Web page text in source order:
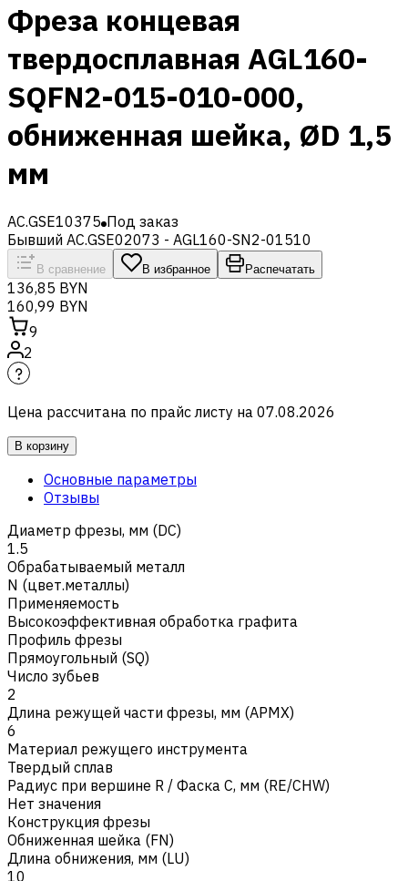
Фреза концевая
твердосплавная AGL160-
SQFN2-015-010-000,
обниженная шейка, ØD 1,5
мм
AC.GSE10375 Под заказ
Бывший AC.GSE02073 - AGL160-SN2-01510
В сравнение В избранное Распечатать
136,85 BYN
160,99 BYN
9
2
Цена рассчитана по прайс листу на 07.08.2026
В корзину
Основные параметры
Отзывы
Диаметр фрезы, мм (DC)
1.5
Обрабатываемый металл
N (цвет.металлы)
Применяемость
Высокоэффективная обработка графита
Профиль фрезы
Прямоугольный (SQ)
Число зубьев
2
Длина режущей части фрезы, мм (APMX)
6
Материал режущего инструмента
Твердый сплав
Радиус при вершине R / Фаска C, мм (RE/CHW)
Нет значения
Конструкция фрезы
Обниженная шейка (FN)
Длина обнижения, мм (LU)
10